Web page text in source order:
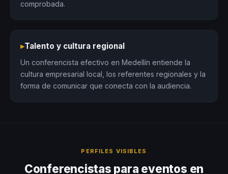
comprobada.
▸Talento y cultura regional
Un conferencista efectivo en Medellín entiende la
cultura empresarial local, los referentes regionales y la
forma de comunicar que conecta con la audiencia.
PERFILES VISIBLES
Conferencistas para eventos en